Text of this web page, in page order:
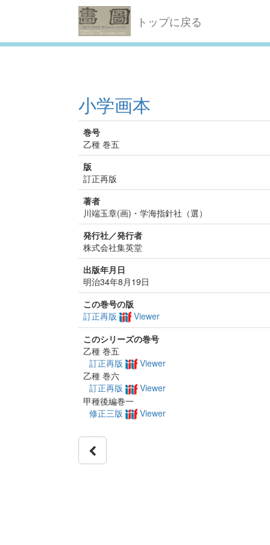
トップに戻る
小学画本
巻号
乙種 巻五
版
訂正再版
著者
川端玉章(画)・学海指針社（選）
発行社／発行者
株式会社集英堂
出版年月日
明治34年8月19日
この巻号の版
訂正再版
Viewer
このシリーズの巻号
乙種 巻五
訂正再版
Viewer
乙種 巻六
訂正再版
Viewer
甲種後編巻一
修正三版
Viewer